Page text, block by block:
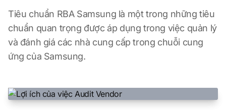
Tiêu chuẩn RBA Samsung là một trong những tiêu
chuẩn quan trọng được áp dụng trong việc quản lý
và đánh giá các nhà cung cấp trong chuỗi cung
ứng của Samsung.